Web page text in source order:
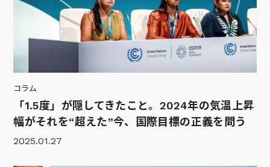
コラム
「1.5度」が隠してきたこと。2024年の気温上昇
幅がそれを“超えた”今、国際目標の正義を問う
2025.01.27